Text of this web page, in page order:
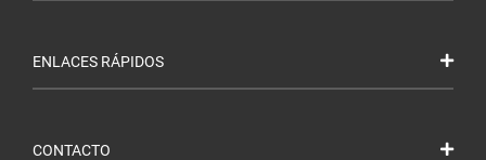
ENLACES RÁPIDOS
CONTACTO